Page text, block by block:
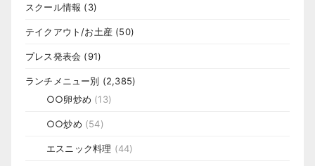
スクール情報 (3)
テイクアウト/お土産 (50)
プレス発表会 (91)
ランチメニュー別 (2,385)
○○卵炒め (13)
○○炒め (54)
エスニック料理 (44)